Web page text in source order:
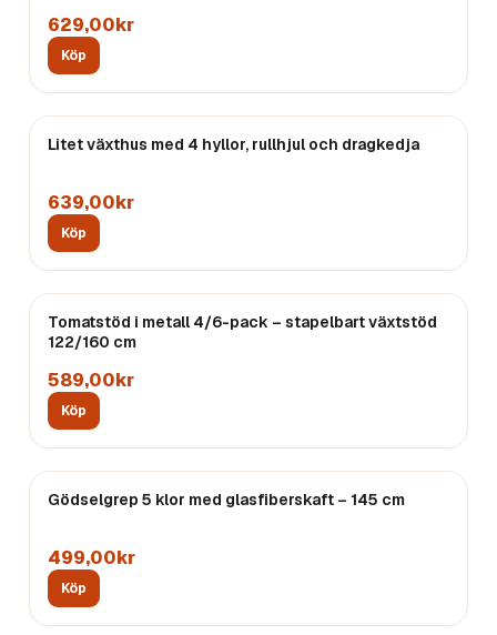
629,00kr
Köp
Litet växthus med 4 hyllor, rullhjul och dragkedja
639,00kr
Köp
Tomatstöd i metall 4/6-pack – stapelbart växtstöd
122/160 cm
589,00kr
Köp
Endast2kvar
Gödselgrep 5 klor med glasfiberskaft – 145 cm
499,00kr
Köp